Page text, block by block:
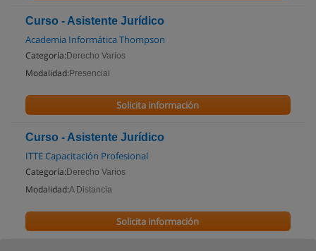
Curso - Asistente Jurídico
Academia Informática Thompson
Categoría: Derecho Varios
Modalidad: Presencial
Solicita información
Curso - Asistente Jurídico
ITTE Capacitación Profesional
Categoría: Derecho Varios
Modalidad:A Distancia
Solicita información